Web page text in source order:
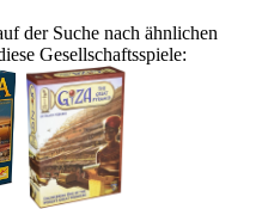
der Suche nach ähnlichen
Gesellschaftsspiele: